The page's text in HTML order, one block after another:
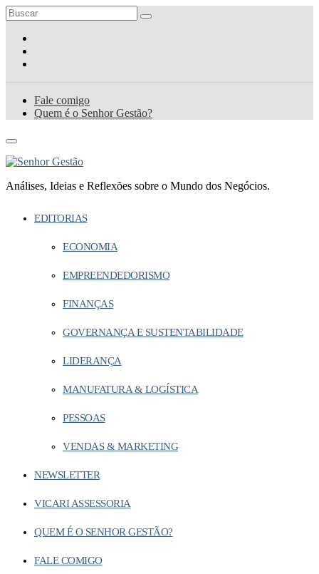
Fale comigo
Quem é o Senhor Gestão?
Análises, Ideias e Reflexões sobre o Mundo dos Negócios.
EDITORIAS
ECONOMIA
EMPREENDEDORISMO
FINANÇAS
GOVERNANÇA E SUSTENTABILIDADE
LIDERANÇA
MANUFATURA & LOGÍSTICA
PESSOAS
VENDAS & MARKETING
NEWSLETTER
VICARI ASSESSORIA
QUEM É O SENHOR GESTÃO?
FALE COMIGO